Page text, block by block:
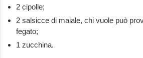
2 cipolle;
2 salsicce di maiale, chi vuole può
fegato;
1 zucchina.